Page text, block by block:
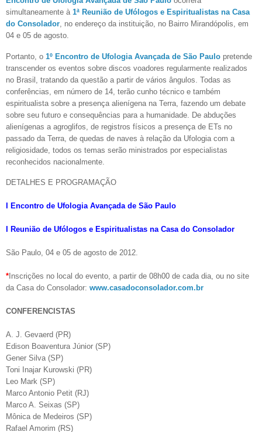
simultaneamente à 1ª Reunião de Ufólogos e Espiritualistas na Casa
do Consolador , no endereço da instituição, no Bairro Mirandópolis, em
04 e 05 de agosto.
Portanto, o 1º Encontro de Ufologia Avançada de São Paulo pretende
transcender os eventos sobre discos voadores regularmente realizados
no Brasil, tratando da questão a partir de vários ângulos. Todas as
conferências, em número de 14, terão cunho técnico e também
espiritualista sobre a presença alienígena na Terra, fazendo um debate
sobre seu futuro e consequências para a humanidade. De abduções
alienígenas a agroglifos, de registros físicos a presença de ETs no
passado da Terra, de quedas de naves à relação da Ufologia com a
religiosidade, todos os temas serão ministrados por especialistas
reconhecidos nacionalmente.
DETALHES E PROGRAMAÇÃO
I Encontro de Ufologia Avançada de São Paulo
I Reunião de Ufólogos e Espiritualistas na Casa do Consolador
São Paulo, 04 e 05 de agosto de 2012.
* Inscrições no local do evento, a partir de 08h00 de cada dia, ou no site
da Casa do Consolador: www.casadoconsolador.com.br
CONFERENCISTAS
A. J. Gevaerd (PR)
Edison Boaventura Júnior (SP)
Gener Silva (SP)
Toni Inajar Kurowski (PR)
Leo Mark (SP)
Marco Antonio Petit (RJ)
Marco A. Seixas (SP)
Mônica de Medeiros (SP)
Rafael Amorim (RS)